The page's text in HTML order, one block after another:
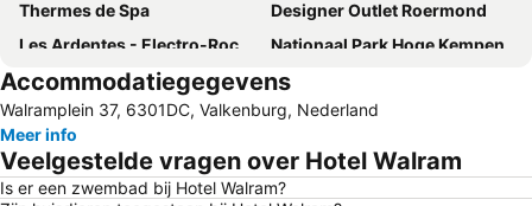
Thermes de Spa
Designer Outlet Roermond
Les Ardentes - Electro-Rock Music Festival
Nationaal Park Hoge Kempen
Drielandenpunt
Liège-Guillemins
Rursee in Flammen
Winterland Hasselt
Carolus Thermal Spa
Plopsa Indoor Hasselt
Station Maastricht
Dom van Aken
Accommodatiegegevens
Walramplein 37, 6301DC, Valkenburg, Nederland
Meer info
Veelgestelde vragen over Hotel Walram
Is er een zwembad bij Hotel Walram?